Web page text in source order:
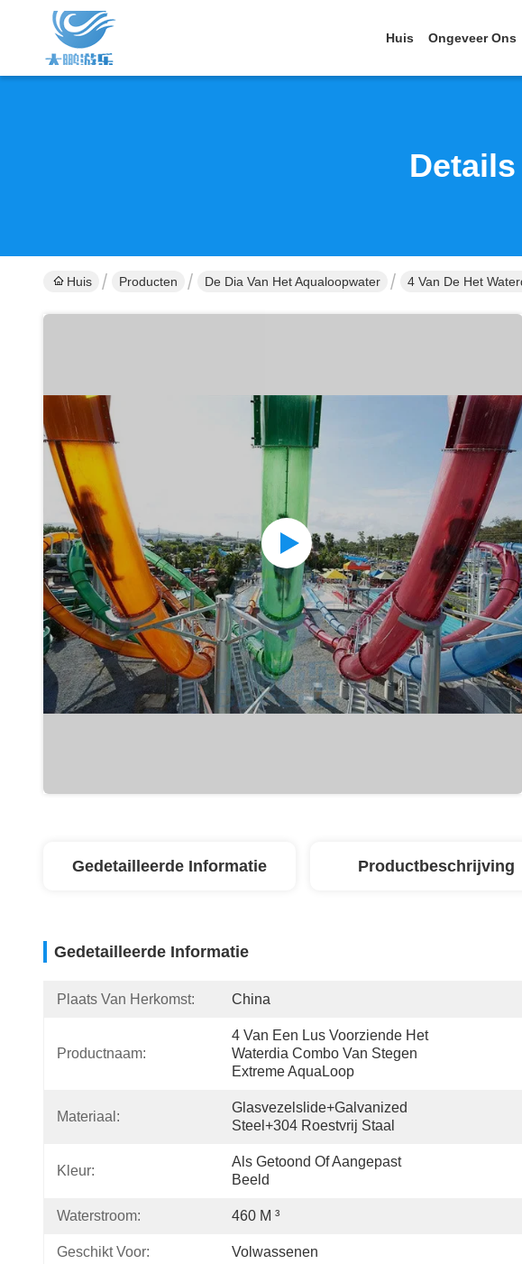
Huis Ongeveer Ons
Huis Producten De Dia Van Het Aqualoopwater 4 Van De Het
Gedetailleerde Informatie Productbeschrijving
Gedetailleerde Informatie
Plaats Van Herkomst: China
Productnaam:
4 Van Een Lus Voorziende Het
Waterdia Combo Van Stegen
Extreme AquaLoop
Materiaal:
Glasvezelslide+galvanized
Steel+304 Roestvrij Staal
Kleur:
Als Getoond Of Aangepast
Beeld
Waterstroom: 460 M ³
Geschikt Voor: Volwassenen